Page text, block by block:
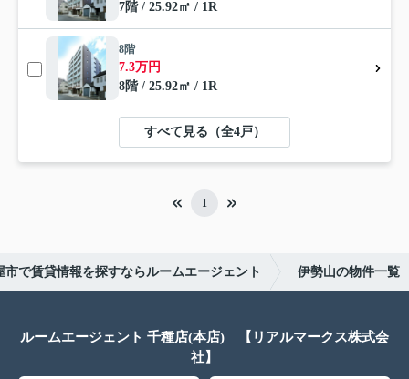
7階 / 25.92㎡ / 1R
8階
7.3万円
8階 / 25.92㎡ / 1R
すべて見る（全4戸）
1
市で賃貸情報を探すならルームエージェント 伊勢山の物件一覧
ルームエージェント 千種店(本店) 【リアルマークス株式会
社】